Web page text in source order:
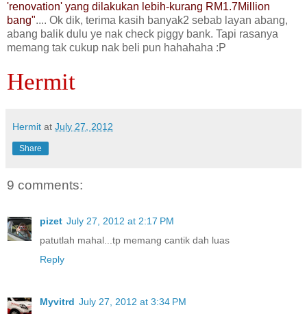
'renovation' yang dilakukan lebih-kurang RM1.7Million
bang".... Ok dik, terima kasih banyak2 sebab layan abang,
abang balik dulu ye nak check piggy bank. Tapi rasanya
memang tak cukup nak beli pun hahahaha :P
Hermit
Hermit at July 27, 2012
Share
9 comments:
pizet July 27, 2012 at 2:17 PM
patutlah mahal...tp memang cantik dah luas
Reply
Myvitrd July 27, 2012 at 3:34 PM